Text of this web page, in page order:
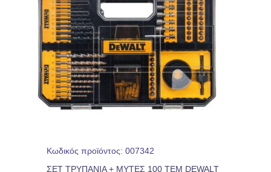
Κωδικός προϊόντος: 007342
ΣΕΤ ΤΡΥΠΑΝΙΑ + ΜΥΤΕΣ 100 ΤΕΜ DEWALT